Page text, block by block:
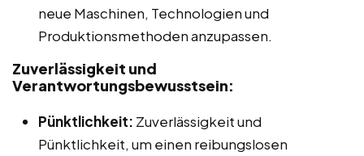
neue Maschinen, Technologien und
Produktionsmethoden anzupassen.
Zuverlässigkeit und
Verantwortungsbewusstsein:
Pünktlichkeit: Zuverlässigkeit und
Pünktlichkeit, um einen reibungslosen